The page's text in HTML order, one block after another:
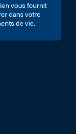
vous fournit
dans votre
de vie.